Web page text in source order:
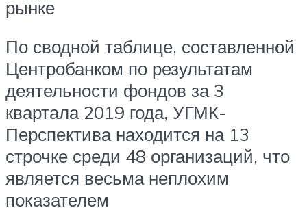
рынке
По сводной таблице, составленной
Центробанком по результатам
деятельности фондов за 3
квартала 2019 года, УГМК-
Перспектива находится на 13
строчке среди 48 организаций, что
является весьма неплохим
показателем